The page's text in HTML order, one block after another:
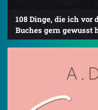
108 Dinge, die ich vor
Buches gern gewusst